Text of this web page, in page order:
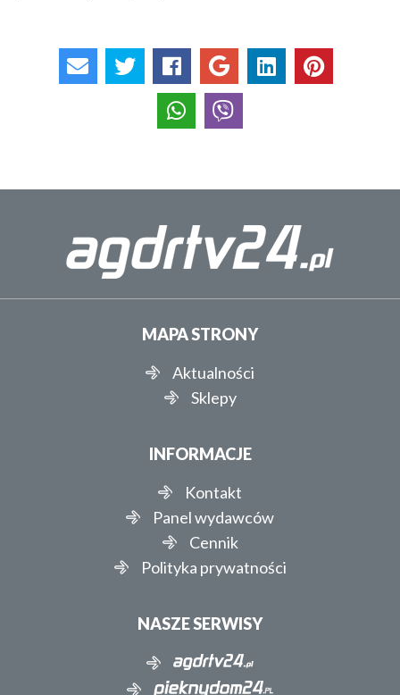
MAPA STRONY
Aktualności
Sklepy
INFORMACJE
Kontakt
Panel wydawców
Cennik
Polityka prywatności
NASZE SERWISY